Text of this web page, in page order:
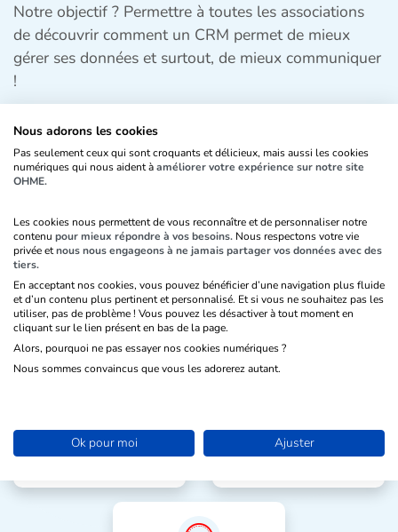
Notre objectif ? Permettre à toutes les associations
de découvrir comment un CRM permet de mieux
gérer ses données et surtout, de mieux communiquer
!
Je teste gratuitement
Pas besoin de CB, sans engagement (si, si, c'est vrai)
La restriction des fonctionnalités prendra effet après les 15
Jusqu'à 150 contacts
et/ou structures
Jusqu'à 250 reçus
1 connexion
Nous adorons les cookies
Pas seulement ceux qui sont croquants et délicieux, mais aussi les cookies
numériques qui nous aident àaméliorer votre expérience sur notre site
OHME.
Les cookies nous permettent de vous reconnaître et de personnaliser notre
contenu pour mieux répondre à vos besoins. Nous respectons votre vie
privée etnous nous engageons à ne jamais partager vos données avec des
tiers.
En acceptant nos cookies, vous pouvez bénéficier d’une navigation plus fluide
et d’un contenu plus pertinent et personnalisé. Et si vous ne souhaitez pas les
utiliser, pas de problème ! Vous pouvez les désactiver à tout moment en
cliquant sur le lien présent en bas de la page.
Alors, pourquoi ne pas essayer nos cookies numériques ?
Nous sommes convaincus que vous les adorerez autant.
Ok pour moi Ajuster